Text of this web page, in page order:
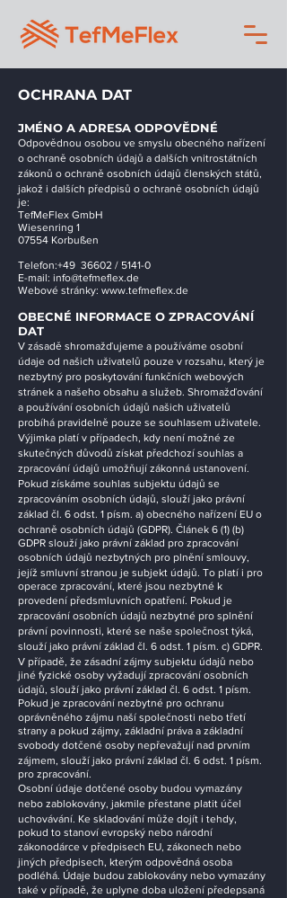
OCHRANA DAT
JMÉNO A ADRESA ODPOVĚDNÉ
Odpovědnou osobou ve smyslu obecného nařízení
o ochraně osobních údajů a dalších vnitrostátních
zákonů o ochraně osobních údajů členských států,
jakož i dalších předpisů o ochraně osobních údajů
je:
TefMeFlex GmbH
Wiesenring 1
07554 Korbußen
Telefon:+49 36602 / 5141-0
E-mail: info@tefmeflex.de
Webové stránky: www.tefmeflex.de
OBECNÉ INFORMACE O ZPRACOVÁNÍ
DAT
V zásadě shromažďujeme a používáme osobní
údaje od našich uživatelů pouze v rozsahu, který je
nezbytný pro poskytování funkčních webových
stránek a našeho obsahu a služeb. Shromažďování
a používání osobních údajů našich uživatelů
probíhá pravidelně pouze se souhlasem uživatele.
Výjimka platí v případech, kdy není možné ze
skutečných důvodů získat předchozí souhlas a
zpracování údajů umožňují zákonná ustanovení.
Pokud získáme souhlas subjektu údajů se
zpracováním osobních údajů, slouží jako právní
základ čl. 6 odst. 1 písm. a) obecného nařízení EU o
ochraně osobních údajů (GDPR). Článek 6 (1) (b)
GDPR slouží jako právní základ pro zpracování
osobních údajů nezbytných pro plnění smlouvy,
jejíž smluvní stranou je subjekt údajů. To platí i pro
operace zpracování, které jsou nezbytné k
provedení předsmluvních opatření. Pokud je
zpracování osobních údajů nezbytné pro splnění
právní povinnosti, které se naše společnost týká,
slouží jako právní základ čl. 6 odst. 1 písm. c) GDPR.
V případě, že zásadní zájmy subjektu údajů nebo
jiné fyzické osoby vyžadují zpracování osobních
údajů, slouží jako právní základ čl. 6 odst. 1 písm.
Pokud je zpracování nezbytné pro ochranu
oprávněného zájmu naší společnosti nebo třetí
strany a pokud zájmy, základní práva a základní
svobody dotčené osoby nepřevažují nad prvním
zájmem, slouží jako právní základ čl. 6 odst. 1 písm.
pro zpracování.
Osobní údaje dotčené osoby budou vymazány
nebo zablokovány, jakmile přestane platit účel
uchovávání. Ke skladování může dojít i tehdy,
pokud to stanoví evropský nebo národní
zákonodárce v předpisech EU, zákonech nebo
jiných předpisech, kterým odpovědná osoba
podléhá. Údaje budou zablokovány nebo vymazány
také v případě, že uplyne doba uložení předepsaná